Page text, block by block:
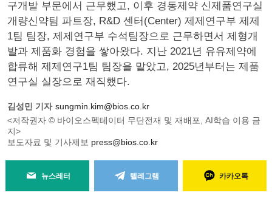
구개발 부문에서 근무했고, 이후 경동제약 신제품연구실
개량신약팀 파트장, R&D 센터(Center) 제제연구부 제제
1팀 팀장, 제제연구부 수석팀장으로 근무하면서 제형개
발과 제품화 경험을 쌓아왔다. 지난 2021년 유유제약에
합류해 제제연구1팀 팀장을 맡았고, 2025년부터는 제품
연구실 실장으로 재직했다.
김성민 기자 sungmin.kim@bios.co.kr
<저작권자 © 바이오스펙테이터 무단전재 및 재배포, AI학습 이용 금
지>
보도자료 및 기사제보 press@bios.co.kr
뉴스레터 텔레그램 카카오톡